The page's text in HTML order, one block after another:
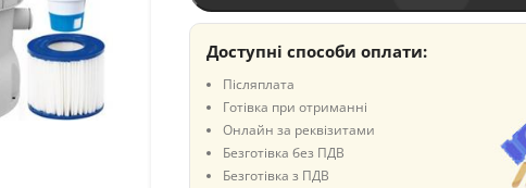
Доступні способи оплати:
Післяплата
Готівка при отриманні
Онлайн за реквізитами
Безготівка без ПДВ
Безготівка з ПДВ